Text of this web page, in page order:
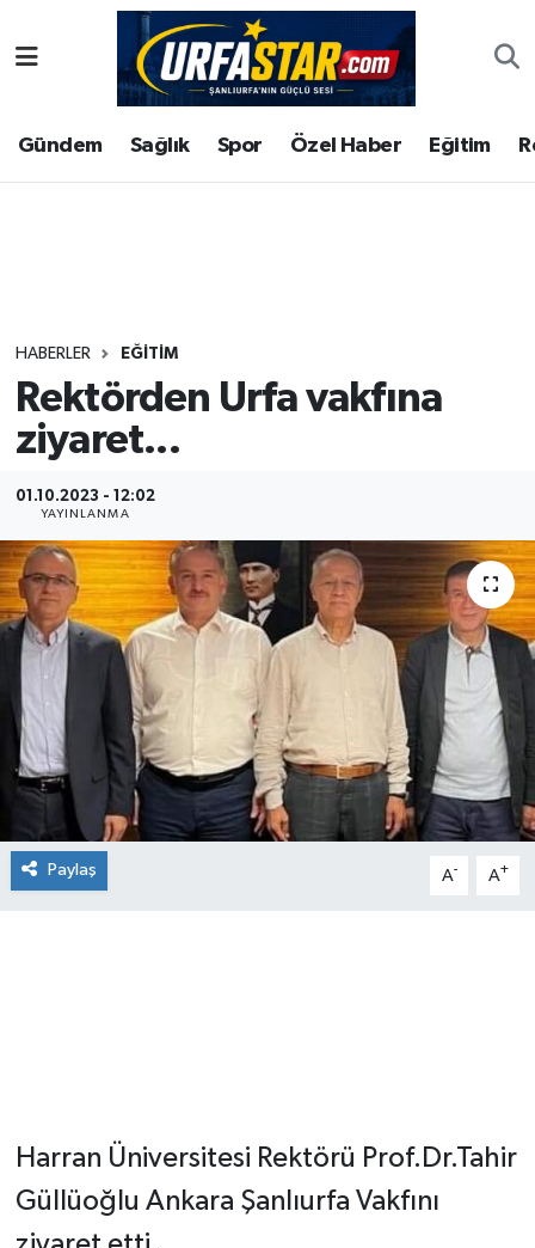
Gündem Sağlık Spor Özel Haber Eğitim
HABERLER EĞITIM
Rektörden Urfa vakfına
ziyaret...
01.10.2023 - 12:02
YAYINLANMA
Paylaş A- A+
Harran Üniversitesi Rektörü Prof.Dr.Tahir
Güllüoğlu Ankara Şanlıurfa Vakfını
ASAYİS
ÇEVRE
Gündem
Kültür
Magazin
Şanlıurfa Nöbetçi Eczaneler
Şanlıurfa Hava Durumu
Tüm Manşetler
Son Dakika Haberleri
Haber Arşivi